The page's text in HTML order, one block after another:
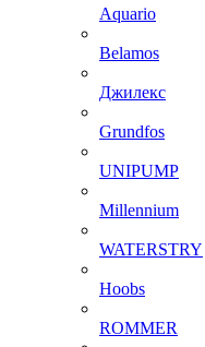
Aquario
Belamos
Джилекс
Grundfos
UNIPUMP
Millennium
WATERSTRY
Hoobs
ROMMER